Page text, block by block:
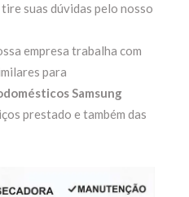
tire suas dúvidas pelo nosso
empresa trabalha com
para
Samsung
prestado e também das